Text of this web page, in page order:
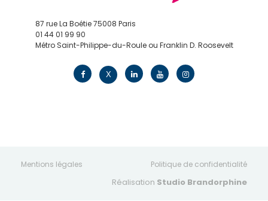
87 rue La Boétie 75008 Paris
01 44 01 99 90
Métro Saint-Philippe-du-Roule ou Franklin D. Roosevelt
X
Mentions légales Politique de confidentialité
Réalisation Studio Brandorphine